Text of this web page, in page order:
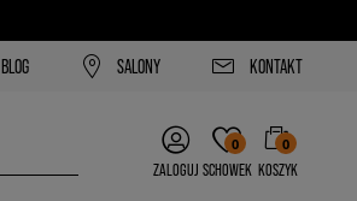
BLOG SALONY KONTAKT
ZALOGUJ
0
SCHOWEK
0
KOSZYK